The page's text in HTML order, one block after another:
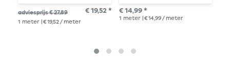
adviesprijs € 27,89 € 19,52 *
1 meter | € 19,52 / meter
Offwhite
€ 14,99 *
1 meter | € 14,99 / meter